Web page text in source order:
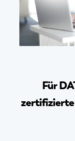
Für
zertifizierte